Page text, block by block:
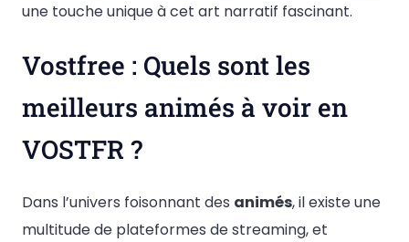
une touche unique à cet art narratif fascinant.
Vostfree : Quels sont les
meilleurs animés à voir en
VOSTFR ?
Dans l’univers foisonnant des animés, il existe une
multitude de plateformes de streaming, et